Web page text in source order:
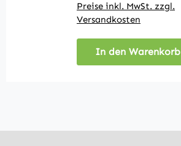
Preise inkl. MwSt. zzgl.
Versandkosten
In den Warenkorb